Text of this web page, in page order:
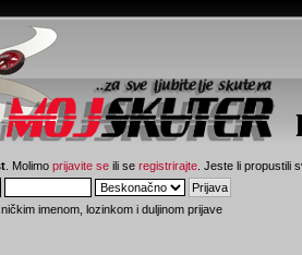
. Molimoprijavite se ili seregistrirajte . Jeste li propustili
imenom, lozinkom i duljinom prijave